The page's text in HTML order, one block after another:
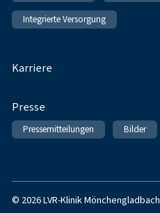
Integrierte Versorgung
Karriere
Presse
Pressemitteilungen Bilder
© 2026 LVR-Klinik Mönchengladbach